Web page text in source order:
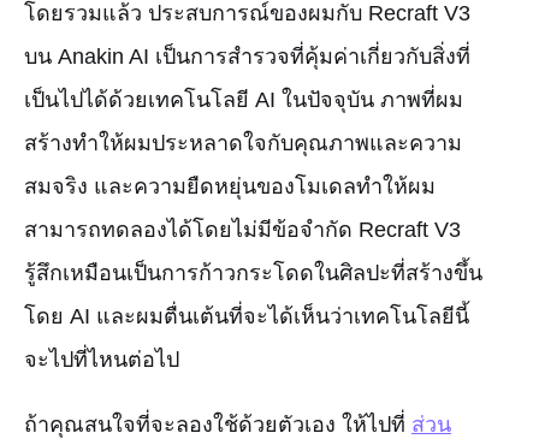
โดยรวมแล้ว ประสบการณ์ของผมกับ Recraft V3
บน Anakin AI เป็นการสำรวจที่คุ้มค่าเกี่ยวกับสิ่งที่
เป็นไปได้ด้วยเทคโนโลยี AI ในปัจจุบัน ภาพที่ผม
สร้างทำให้ผมประหลาดใจกับคุณภาพและความ
สมจริง และความยืดหยุ่นของโมเดลทำให้ผม
สามารถทดลองได้โดยไม่มีข้อจำกัด Recraft V3
รู้สึกเหมือนเป็นการก้าวกระโดดในศิลปะที่สร้างขึ้น
โดย AI และผมตื่นเต้นที่จะได้เห็นว่าเทคโนโลยีนี้
จะไปที่ไหนต่อไป
ถ้าคุณสนใจที่จะลองใช้ด้วยตัวเอง ให้ไปที่ ส่วน